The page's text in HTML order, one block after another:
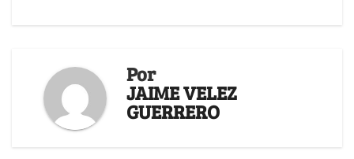
Por
JAIME VELEZ
GUERRERO